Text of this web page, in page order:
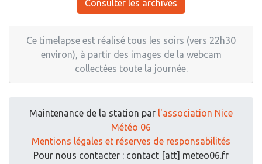
Consulter les archives
Ce timelapse est réalisé tous les soirs (vers 22h30
environ), à partir des images de la webcam
collectées toute la journée.
Maintenance de la station par l'association Nice
Météo 06
Mentions légales et réserves de responsabilités
Pour nous contacter : contact [att] meteo06.fr